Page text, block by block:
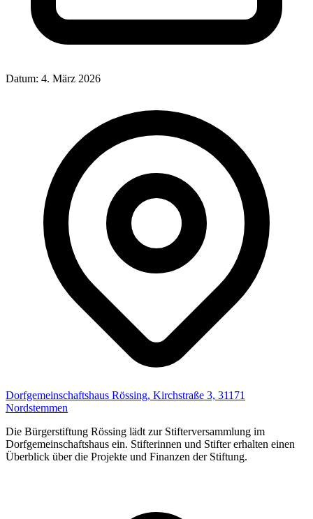
Datum: 4. März 2026
Dorfgemeinschaftshaus Rössing, Kirchstraße 3, 31171
Nordstemmen
Die Bürgerstiftung Rössing lädt zur Stifterversammlung im
Dorfgemeinschaftshaus ein. Stifterinnen und Stifter erhalten einen
Überblick über die Projekte und Finanzen der Stiftung.